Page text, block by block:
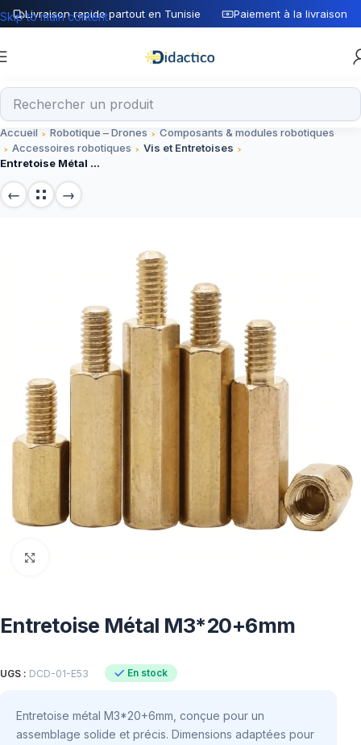
Livraison rapide partout en Tunisie Paiement à la livraison
Skip to main content
Accueil Robotique – Drones
Composants & modules robotiques
Accessoires robotiques
Vis et Entretoises
Entretoise Métal M3*20+6mm
Entretoise Métal M3*20+6mm
UGS : DCD-01-E53 En stock
Entretoise métal M3*20+6mm, conçue pour un
assemblage solide et précis. Dimensions adaptées pour